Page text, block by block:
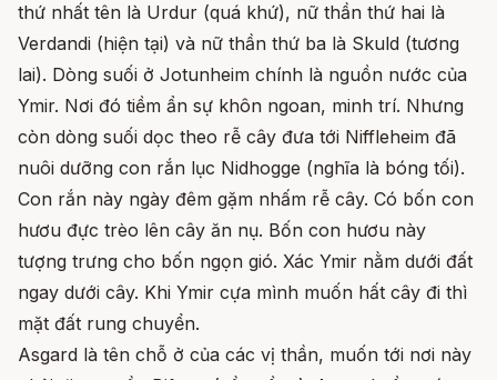
thứ nhất tên là Urdur (quá khứ), nữ thần thứ hai là
Verdandi (hiện tại) và nữ thần thứ ba là Skuld (tương
lai). Dòng suối ở Jotunheim chính là nguồn nước của
Ymir. Nơi đó tiềm ẩn sự khôn ngoan, minh trí. Nhưng
còn dòng suối dọc theo rễ cây đưa tới Niffleheim đã
nuôi dưỡng con rắn lục Nidhogge (nghĩa là bóng tối).
Con rắn này ngày đêm gặm nhấm rễ cây. Có bốn con
hươu đực trèo lên cây ăn nụ. Bốn con hươu này
tượng trưng cho bốn ngọn gió. Xác Ymir nằm dưới đất
ngay dưới cây. Khi Ymir cựa mình muốn hất cây đi thì
mặt đất rung chuyển.
Asgard là tên chỗ ở của các vị thần, muốn tới nơi này